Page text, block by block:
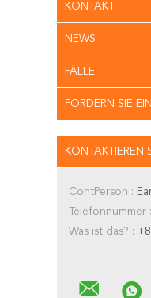
KONTAKT
NEWS
FÄLLE
FORDERN SIE
KONTAKTIEREN
ContPerson :
Telefonnummer :
Was ist das? :